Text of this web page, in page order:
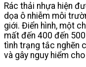
Rác thải nhựa hiện
dọa ô nhiễm môi
giới. Điển hình, một
mất đến 400 đến
tình trạng tắc nghẽn
và gây nguy hiểm